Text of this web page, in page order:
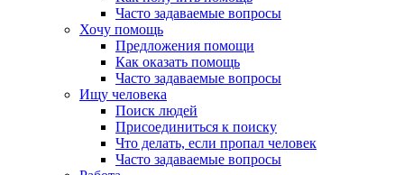
Часто задаваемые вопросы
Хочу помощь
Предложения помощи
Как оказать помощь
Часто задаваемые вопросы
Ищу человека
Поиск людей
Присоединиться к поиску
Что делать, если пропал человек
Часто задаваемые вопросы